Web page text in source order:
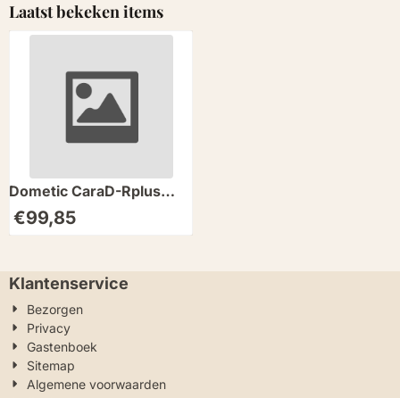
Laatst bekeken items
Dometic CaraD-Rplus
Deurslot Buiten RAL7035
Oberho
€99,85
Klantenservice
Bezorgen
Privacy
Gastenboek
Sitemap
Algemene voorwaarden